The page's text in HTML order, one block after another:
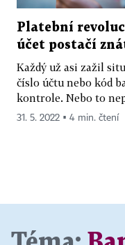
Platební
účet postačí
Každý už asi zažil
číslo účtu nebo kód
kontrole. Nebo to
31. 5. 2022 ▪ 4 min. čtení